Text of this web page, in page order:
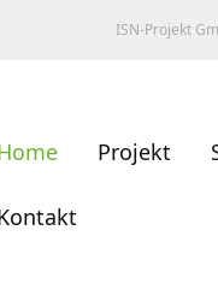
ISN-Projekt
Projekt